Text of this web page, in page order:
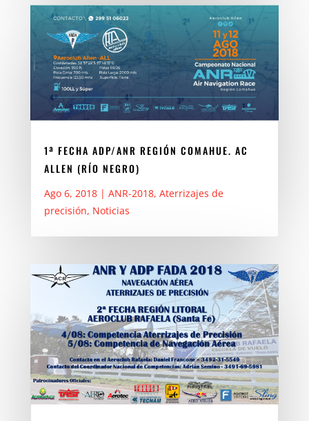
1ª FECHA ADP/ANR REGIÓN COMAHUE. AC
ALLEN (RÍO NEGRO)
Ago 6, 2018| ANR-2018, Aterrizajes de
precisión, Noticias